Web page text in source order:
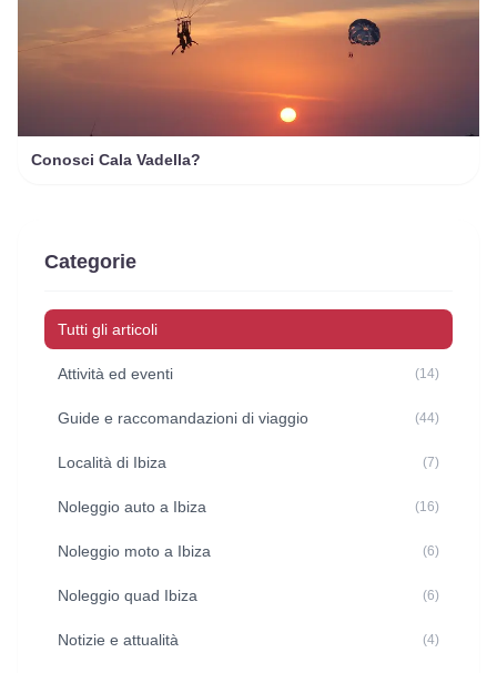
Conosci Cala Vadella?
Categorie
Tutti gli articoli
Attività ed eventi (14)
Guide e raccomandazioni di viaggio (44)
Località di Ibiza (7)
Noleggio auto a Ibiza (16)
Noleggio moto a Ibiza (6)
Noleggio quad Ibiza (6)
Notizie e attualità (4)